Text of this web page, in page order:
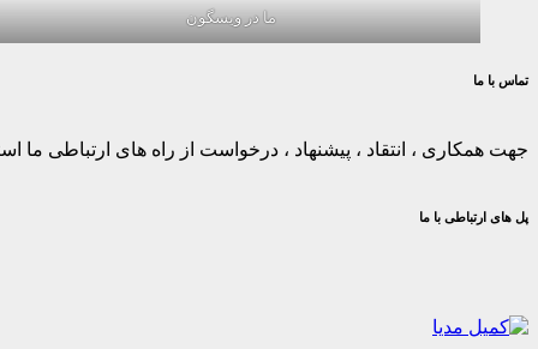
ما در ویسگون
تماس با ما
جهت همکاری ، انتقاد ، پیشنهاد ، درخواست از راه های ارتباطی ما
پل های ارتباطی با ما